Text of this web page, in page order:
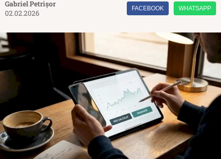
Gabriel Petrișor
02.02.2026
FACEBOOK WHATSAPP